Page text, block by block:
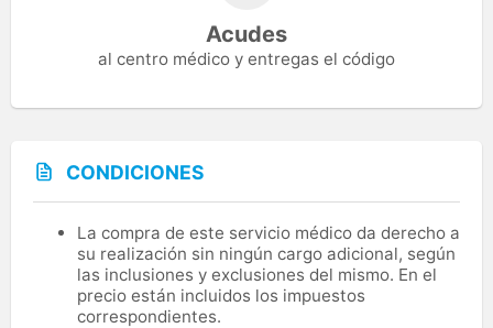
Acudes
al centro médico y entregas el código
CONDICIONES
La compra de este servicio médico da derecho a
su realización sin ningún cargo adicional, según
las inclusiones y exclusiones del mismo. En el
precio están incluidos los impuestos
correspondientes.